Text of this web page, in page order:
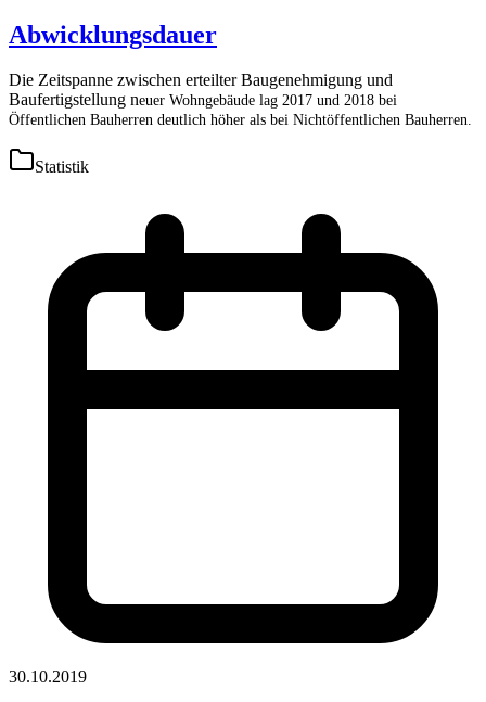
Abwicklungsdauer
Die Zeitspanne zwischen erteilter Baugenehmigung und
Baufertigstellung neuer Wohngebäude lag 2017 und 2018 bei
Öffentlichen Bauherren deutlich höher als bei Nichtöffentlichen Bauherren.
Statistik
30.10.2019